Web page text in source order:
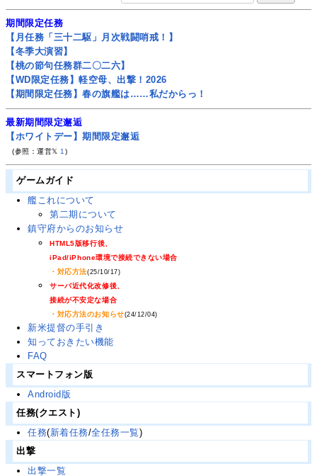
期間限定任務
【月任務「三十二駆」月次戦闘哨戒！】
【冬季大演習】
【桃の節句任務群二〇二六】
【WD限定任務】軽空母、出撃！2026
【期間限定任務】春の旗艦は……私だからっ！
最新期間限定邂逅
【ホワイトデー】期間限定邂逅
(参照：運営𝕏 1 )
ゲームガイド
艦これについて
第二期について
鎮守府からのお知らせ
HTML5版移行後、
iPad/iPhone環境で接続できない場合
・対応方法(25/10/17)
サーバ近代化改修後、
接続が不安定な場合
・対応方法のお知らせ(24/12/04)
新米提督の手引き
知っておきたい機能
FAQ
スマートフォン版
Android版
任務(クエスト)
任務(新着任務/全任務一覧)
出撃
出撃一覧